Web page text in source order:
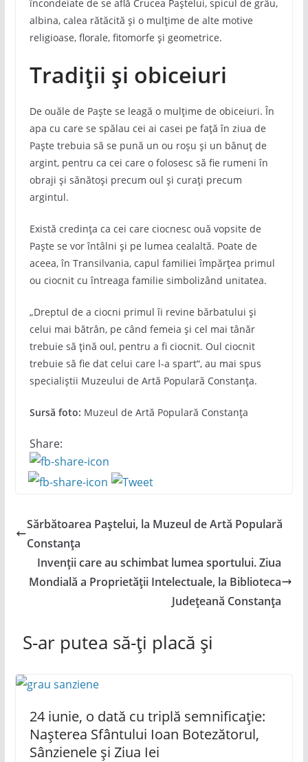
încondeiate de se află Crucea Paștelui, spicul de grâu,
albina, calea rătăcită și o mulțime de alte motive
religioase, florale, fitomorfe și geometrice.
Tradiții și obiceiuri
De ouăle de Paște se leagă o mulțime de obiceiuri. În
apa cu care se spălau cei ai casei pe față în ziua de
Paște trebuia să se pună un ou roșu și un bănuț de
argint, pentru ca cei care o folosesc să fie rumeni în
obraji și sănătoși precum oul și curați precum
argintul.
Există credința ca cei care ciocnesc ouă vopsite de
Paște se vor întâlni și pe lumea cealaltă. Poate de
aceea, în Transilvania, capul familiei împărțea primul
ou ciocnit cu întreaga familie simbolizând unitatea.
„Dreptul de a ciocni primul îi revine bărbatului și
celui mai bătrân, pe când femeia și cel mai tânăr
trebuie să țină oul, pentru a fi ciocnit. Oul ciocnit
trebuie să fie dat celui care l-a spart“, au mai spus
specialiștii Muzeului de Artă Populară Constanța.
Sursă foto: Muzeul de Artă Populară Constanța
Share:
Sărbătoarea Paștelui, la Muzeul de Artă Populară
Constanța
Invenții care au schimbat lumea sportului. Ziua
Mondială a Proprietăţii Intelectuale, la Biblioteca
Județeană Constanța
S-ar putea să-ți placă și
24 iunie, o dată cu triplă semnificație:
Nașterea Sfântului Ioan Botezătorul,
Sânzienele și Ziua Iei